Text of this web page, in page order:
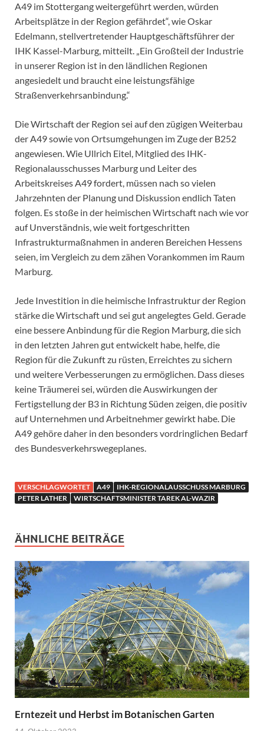
A49 im Stottergang weitergeführt werden, würden
Arbeitsplätze in der Region gefährdet“, wie Oskar
Edelmann, stellvertretender Hauptgeschäftsführer der
IHK Kassel-Marburg, mitteilt. „Ein Großteil der Industrie
in unserer Region ist in den ländlichen Regionen
angesiedelt und braucht eine leistungsfähige
Straßenverkehrsanbindung.“
Die Wirtschaft der Region sei auf den zügigen Weiterbau
der A49 sowie von Ortsumgehungen im Zuge der B252
angewiesen. Wie Ullrich Eitel, Mitglied des IHK-
Regionalausschusses Marburg und Leiter des
Arbeitskreises A49 fordert, müssen nach so vielen
Jahrzehnten der Planung und Diskussion endlich Taten
folgen. Es stoße in der heimischen Wirtschaft nach wie vor
auf Unverständnis, wie weit fortgeschritten
Infrastrukturmaßnahmen in anderen Bereichen Hessens
seien, im Vergleich zu dem zähen Vorankommen im Raum
Marburg.
Jede Investition in die heimische Infrastruktur der Region
stärke die Wirtschaft und sei gut angelegtes Geld. Gerade
eine bessere Anbindung für die Region Marburg, die sich
in den letzten Jahren gut entwickelt habe, helfe, die
Region für die Zukunft zu rüsten, Erreichtes zu sichern
und weitere Verbesserungen zu ermöglichen. Dass dieses
keine Träumerei sei, würden die Auswirkungen der
Fertigstellung der B3 in Richtung Süden zeigen, die positiv
auf Unternehmen und Arbeitnehmer gewirkt habe. Die
A49 gehöre daher in den besonders vordringlichen Bedarf
des Bundesverkehrswegeplanes.
VERSCHLAGWORTET A49
IHK-REGIONALAUSSCHUSS MARBURG
PETER LATHER
WIRTSCHAFTSMINISTER TAREK AL-WAZIR
ÄHNLICHE BEITRÄGE
Erntezeit und Herbst im Botanischen Garten